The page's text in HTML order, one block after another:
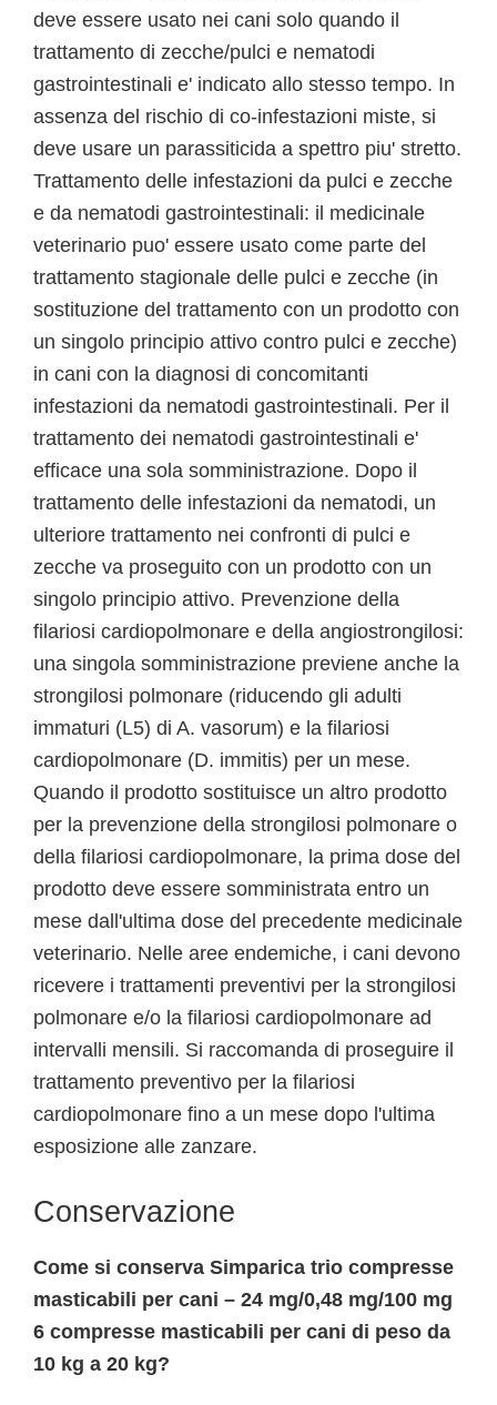
deve essere usato nei cani solo quando il
trattamento di zecche/pulci e nematodi
gastrointestinali e' indicato allo stesso tempo. In
assenza del rischio di co-infestazioni miste, si
deve usare un parassiticida a spettro piu' stretto.
Trattamento delle infestazioni da pulci e zecche
e da nematodi gastrointestinali: il medicinale
veterinario puo' essere usato come parte del
trattamento stagionale delle pulci e zecche (in
sostituzione del trattamento con un prodotto con
un singolo principio attivo contro pulci e zecche)
in cani con la diagnosi di concomitanti
infestazioni da nematodi gastrointestinali. Per il
trattamento dei nematodi gastrointestinali e'
efficace una sola somministrazione. Dopo il
trattamento delle infestazioni da nematodi, un
ulteriore trattamento nei confronti di pulci e
zecche va proseguito con un prodotto con un
singolo principio attivo. Prevenzione della
filariosi cardiopolmonare e della angiostrongilosi:
una singola somministrazione previene anche la
strongilosi polmonare (riducendo gli adulti
immaturi (L5) di A. vasorum) e la filariosi
cardiopolmonare (D. immitis) per un mese.
Quando il prodotto sostituisce un altro prodotto
per la prevenzione della strongilosi polmonare o
della filariosi cardiopolmonare, la prima dose del
prodotto deve essere somministrata entro un
mese dall'ultima dose del precedente medicinale
veterinario. Nelle aree endemiche, i cani devono
ricevere i trattamenti preventivi per la strongilosi
polmonare e/o la filariosi cardiopolmonare ad
intervalli mensili. Si raccomanda di proseguire il
trattamento preventivo per la filariosi
cardiopolmonare fino a un mese dopo l'ultima
esposizione alle zanzare.
Conservazione
Come si conserva Simparica trio compresse
masticabili per cani – 24 mg/0,48 mg/100 mg
6 compresse masticabili per cani di peso da
10 kg a 20 kg?